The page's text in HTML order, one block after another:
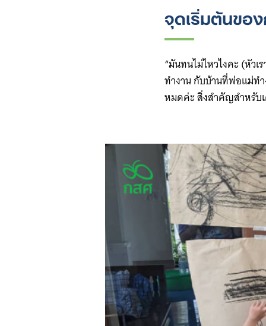
จุดเริ่มต้นขอ
“มันทนไม่ไหวไงคะ (หัว
ทำงาน กับบ้านที่พ่อแม่ทำ
หมดค่ะ สิ่งสำคัญสำหรับ